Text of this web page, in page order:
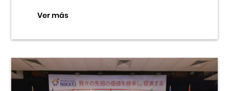
Ver más